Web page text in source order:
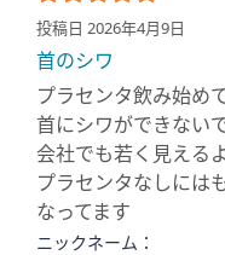
投稿日 2026年4月9日
首のシワ
プラセンタ飲み始め
首にシワができない
会社でも若く見える
プラセンタなしには
なってます
ニックネーム：